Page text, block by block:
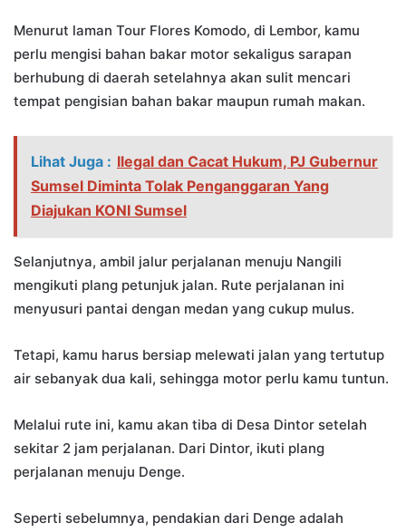
Menurut laman Tour Flores Komodo, di Lembor, kamu
perlu mengisi bahan bakar motor sekaligus sarapan
berhubung di daerah setelahnya akan sulit mencari
tempat pengisian bahan bakar maupun rumah makan.
Lihat Juga : Ilegal dan Cacat Hukum, PJ Gubernur
Sumsel Diminta Tolak Penganggaran Yang
Diajukan KONI Sumsel
Selanjutnya, ambil jalur perjalanan menuju Nangili
mengikuti plang petunjuk jalan. Rute perjalanan ini
menyusuri pantai dengan medan yang cukup mulus.
Tetapi, kamu harus bersiap melewati jalan yang tertutup
air sebanyak dua kali, sehingga motor perlu kamu tuntun.
Melalui rute ini, kamu akan tiba di Desa Dintor setelah
sekitar 2 jam perjalanan. Dari Dintor, ikuti plang
perjalanan menuju Denge.
Seperti sebelumnya, pendakian dari Denge adalah